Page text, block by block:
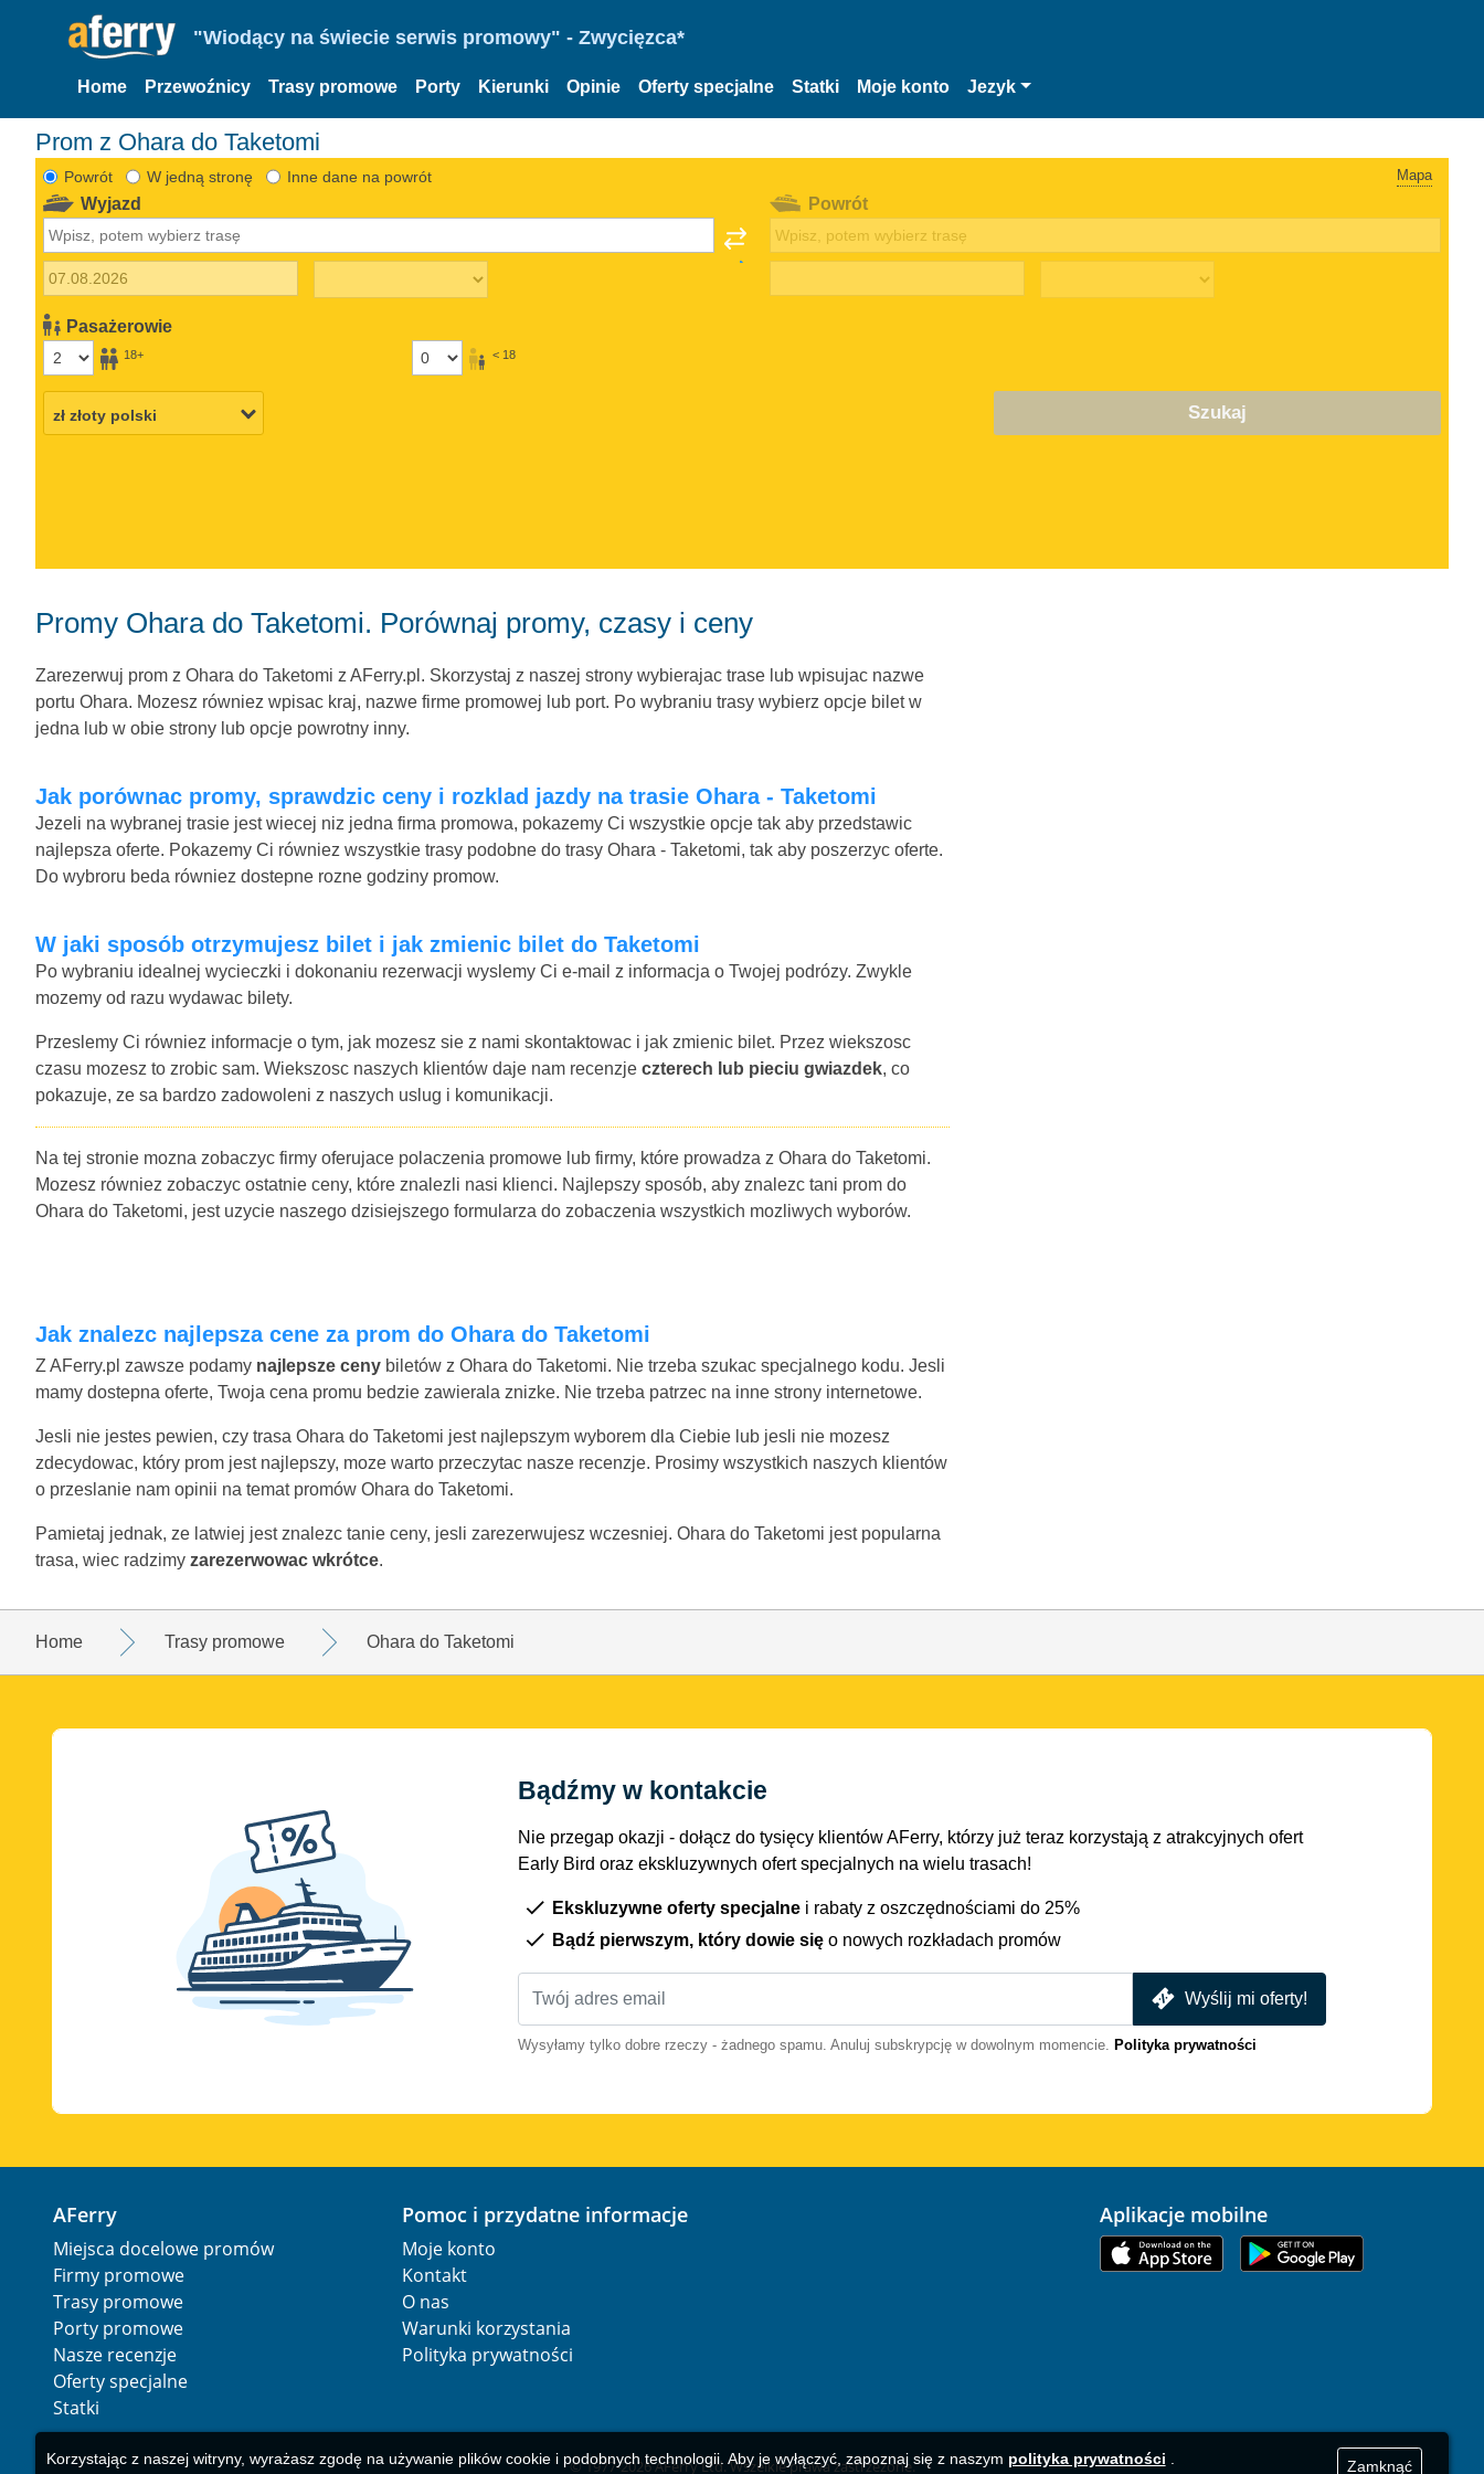
"Wiodący na świecie serwis promowy" - Zwycięzca*
Home Przewoźnicy Trasy promowe Porty Kierunki Opinie Oferty specjalne Statki Moje konto Jezyk
Prom z Ohara do Taketomi
Powrót W jedną stronę Inne dane na powrót Mapa
Wyjazd
Pasażerowie
18+ < 18
Powrót
Szukaj
Promy Ohara do Taketomi. Porównaj promy, czasy i ceny
Zarezerwuj prom z Ohara do Taketomi z AFerry.pl. Skorzystaj z naszej strony wybierajac trase lub wpisujac nazwe
portu Ohara. Mozesz równiez wpisac kraj, nazwe firme promowej lub port. Po wybraniu trasy wybierz opcje bilet w
jedna lub w obie strony lub opcje powrotny inny.
Jak porównac promy, sprawdzic ceny i rozklad jazdy na trasie Ohara - Taketomi
Jezeli na wybranej trasie jest wiecej niz jedna firma promowa, pokazemy Ci wszystkie opcje tak aby przedstawic
najlepsza oferte. Pokazemy Ci równiez wszystkie trasy podobne do trasy Ohara - Taketomi, tak aby poszerzyc oferte.
Do wybroru beda równiez dostepne rozne godziny promow.
W jaki sposób otrzymujesz bilet i jak zmienic bilet do Taketomi
Po wybraniu idealnej wycieczki i dokonaniu rezerwacji wyslemy Ci e-mail z informacja o Twojej podrózy. Zwykle
mozemy od razu wydawac bilety.
Przeslemy Ci równiez informacje o tym, jak mozesz sie z nami skontaktowac i jak zmienic bilet. Przez wiekszosc
czasu mozesz to zrobic sam. Wiekszosc naszych klientów daje nam recenzje czterech lub pieciu gwiazdek, co
pokazuje, ze sa bardzo zadowoleni z naszych uslug i komunikacji.
Na tej stronie mozna zobaczyc firmy oferujace polaczenia promowe lub firmy, które prowadza z Ohara do Taketomi.
Mozesz równiez zobaczyc ostatnie ceny, które znalezli nasi klienci. Najlepszy sposób, aby znalezc tani prom do
Ohara do Taketomi, jest uzycie naszego dzisiejszego formularza do zobaczenia wszystkich mozliwych wyborów.
Jak znalezc najlepsza cene za prom do Ohara do Taketomi
Z AFerry.pl zawsze podamy najlepsze ceny biletów z Ohara do Taketomi. Nie trzeba szukac specjalnego kodu. Jesli
mamy dostepna oferte, Twoja cena promu bedzie zawierala znizke. Nie trzeba patrzec na inne strony internetowe.
Jesli nie jestes pewien, czy trasa Ohara do Taketomi jest najlepszym wyborem dla Ciebie lub jesli nie mozesz
zdecydowac, który prom jest najlepszy, moze warto przeczytac nasze recenzje. Prosimy wszystkich naszych klientów
o przeslanie nam opinii na temat promów Ohara do Taketomi.
Pamietaj jednak, ze latwiej jest znalezc tanie ceny, jesli zarezerwujesz wczesniej. Ohara do Taketomi jest popularna
trasa, wiec radzimy zarezerwowac wkrótce.
Home Trasy promowe Ohara do Taketomi
Bądźmy w kontakcie
Nie przegap okazji - dołącz do tysięcy klientów AFerry, którzy już teraz korzystają z atrakcyjnych ofert
Early Bird oraz ekskluzywnych ofert specjalnych na wielu trasach!
Ekskluzywne oferty specjalne i rabaty z oszczędnościami do 25%
Bądź pierwszym, który dowie się o nowych rozkładach promów
Wyślij mi oferty!
Wysyłamy tylko dobre rzeczy - żadnego spamu. Anuluj subskrypcję w dowolnym momencie. Polityka prywatności
AFerry
Miejsca docelowe promów
Firmy promowe
Trasy promowe
Porty promowe
Nasze recenzje
Oferty specjalne
Statki
Pomoc i przydatne informacje
Moje konto
Kontakt
O nas
Warunki korzystania
Polityka prywatności
Aplikacje mobilne
© 1977-2026AFerry Ltd. Wszelkie prawa zastrzeżone.
Korzystając z naszej witryny, wyrażasz zgodę na używanie plików cookie i podobnych technologii. Aby je wyłączyć, zapoznaj się z naszym polityka prywatności . Zamknąć